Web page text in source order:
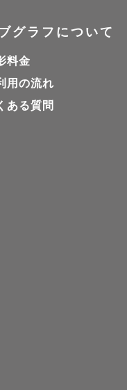
り添い撮
りのま
がござい
全国どこ
グラフについて
料金
用の流れ
ある質問